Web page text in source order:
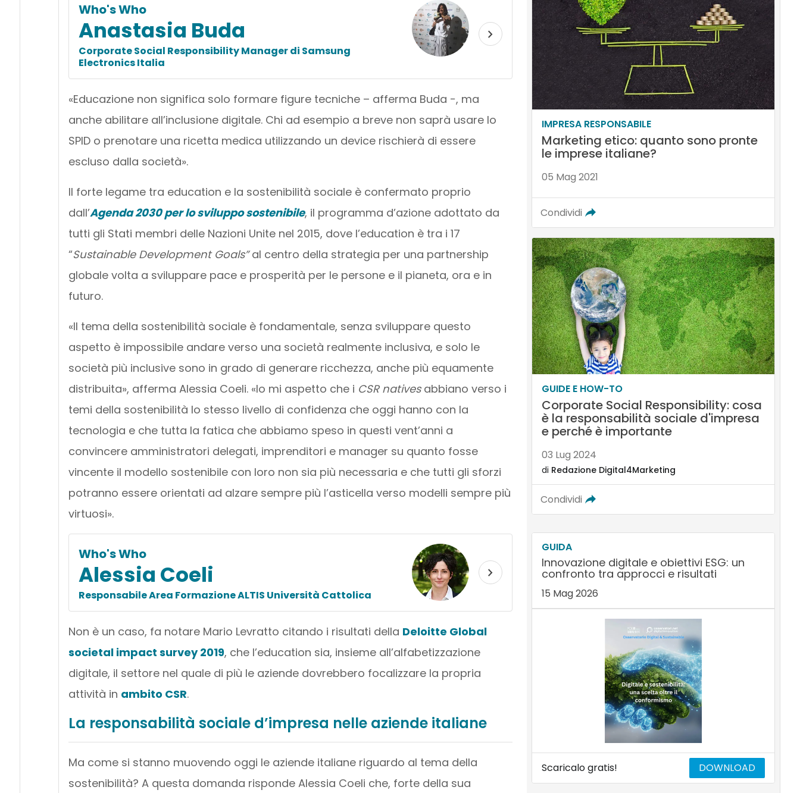
Who's Who
Anastasia Buda
Corporate Social Responsibility Manager di Samsung
Electronics Italia
«Educazione non significa solo formare figure tecniche – afferma Buda −, ma
anche abilitare all’inclusione digitale. Chi ad esempio a breve non saprà usare lo
SPID o prenotare una ricetta medica utilizzando un device rischierà di essere
escluso dalla società».
Il forte legame tra education e la sostenibilità sociale è confermato proprio
dall’Agenda 2030 per lo sviluppo sostenibile, il programma d’azione adottato da
tutti gli Stati membri delle Nazioni Unite nel 2015, dove l’education è tra i 17
“Sustainable Development Goals”al centro della strategia per una partnership
globale volta a sviluppare pace e prosperità per le persone e il pianeta, ora e in
futuro.
«Il tema della sostenibilità sociale è fondamentale, senza sviluppare questo
aspetto è impossibile andare verso una società realmente inclusiva, e solo le
società più inclusive sono in grado di generare ricchezza, anche più equamente
distribuita», afferma Alessia Coeli. «Io mi aspetto che i CSR nativesabbiano verso i
temi della sostenibilità lo stesso livello di confidenza che oggi hanno con la
tecnologia e che tutta la fatica che abbiamo speso in questi vent’anni a
convincere amministratori delegati, imprenditori e manager su quanto fosse
vincente il modello sostenibile con loro non sia più necessaria e che tutti gli sforzi
potranno essere orientati ad alzare sempre più l’asticella verso modelli sempre più
virtuosi».
Who's Who
Alessia Coeli
Responsabile Area Formazione ALTIS Università Cattolica
Non è un caso, fa notare Mario Levratto citando i risultati della Deloitte Global
societal impact survey 2019, che l’education sia, insieme all’alfabetizzazione
digitale, il settore nel quale di più le aziende dovrebbero focalizzare la propria
attività in ambito CSR.
La responsabilità sociale d’impresa nelle aziende italiane
Ma come si stanno muovendo oggi le aziende italiane riguardo al tema della
sostenibilità? A questa domanda risponde Alessia Coeli che, forte della sua
IMPRESA RESPONSABILE
Marketing etico: quanto sono pronte
le imprese italiane?
05 Mag 2021
Condividi
GUIDE E HOW-TO
Corporate Social Responsibility: cosa
è la responsabilità sociale d'impresa
e perché è importante
03 Lug 2024
di Redazione Digital4Marketing
Condividi
GUIDA
Innovazione digitale e obiettivi ESG: un
confronto tra approcci e risultati
15 Mag 2026
Scaricalo gratis! DOWNLOAD